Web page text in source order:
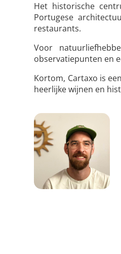
Het historische
Portugese
restaurants.
Voor
observatiepunten en
Kortom, Cartaxo is
heerlijke wijnen en